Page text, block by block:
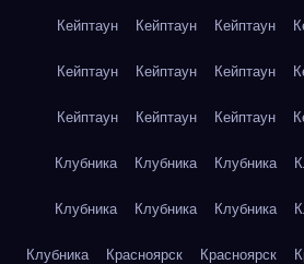
Кейптаун Кейптаун Кейптаун
Кейптаун Кейптаун Кейптаун
Кейптаун Кейптаун Кейптаун
Клубника Клубника Клубника
Клубника Клубника Клубника
Клубника Красноярск Красноярск